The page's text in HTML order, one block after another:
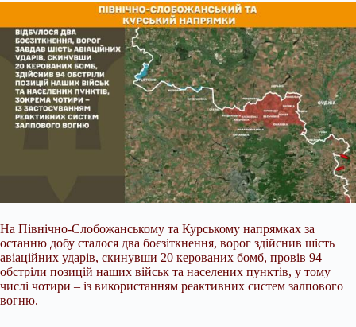
На Північно-Слобожанському та Курському напрямках за
останню добу сталося два боєзіткнення, ворог здійснив шість
авіаційних ударів, скинувши 20 керованих бомб, провів 94
обстріли позицій наших військ та населених пунктів, у тому
числі чотири – із використанням реактивних систем залпового
вогню.